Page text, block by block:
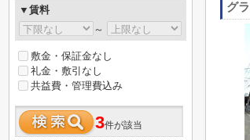
グ
▼賃料
～
敷金・保証金なし
礼金・敷引なし
共益費・管理費込み
3件が該当